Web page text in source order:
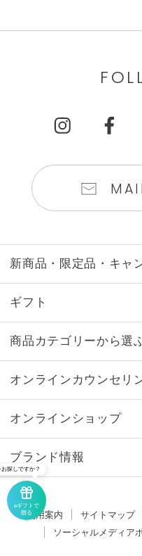
新商品・限定品・キャ
ギフト
商品カテゴリーから選
オンラインカウンセリ
オンラインショップ
ブランド情報
ご利用案内 サイトマップ
ソーシャルメディア
eギフトで
贈る
探しですか？